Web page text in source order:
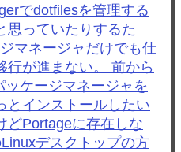
でdotfilesを管理する
思っていたりするた
マネージャだけでも仕
行が進まない。 前から
ケージマネージャを
とインストールしたい
どPortageに存在しな
デスクトップの方